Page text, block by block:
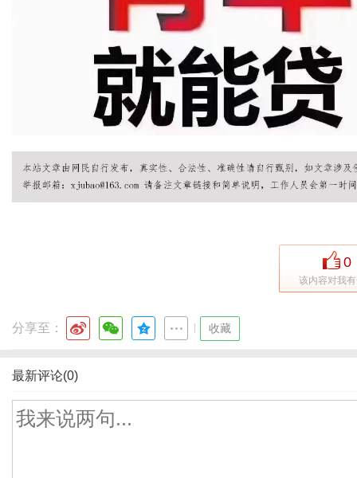
0
该内容对我
分享至： 收藏
最新评论(0)